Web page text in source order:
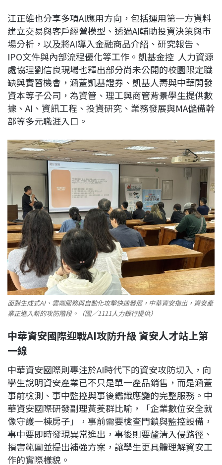
江正維也分享多項AI應用方向，包括運用第一方資料
建立交易與客戶經營模型、透過AI輔助投資決策與市
場分析，以及將AI導入金融商品介紹、研究報告、
IPO文件與內部流程優化等工作。凱基金控 人力資源
處協理劉信良現場也釋出部分尚未公開的校園限定職
缺與實習機會，涵蓋凱基證券、凱基人壽與中華開發
資本等子公司，為資管、理工與商管背景學生提供數
據、AI、資訊工程、投資研究、業務發展與MA儲備幹
部等多元職涯入口。
面對生成式AI、雲端服務與自動化攻擊快速發展，中華資安指出，資安產
業正進入新的攻防階段。（圖／1111人力銀行提供）
中華資安國際迎戰AI攻防升級 資安人才站上第
一線
中華資安國際則專注於AI時代下的資安攻防切入，向
學生說明資安產業已不只是單一產品銷售，而是涵蓋
事前檢測、事中監控與事後鑑識應變的完整服務。中
華資安國際研發副理黃羑群比喻，「企業數位安全就
像守護一棟房子」，事前需要檢查門鎖與監控設備，
事中要即時發現異常進出，事後則要釐清入侵路徑、
損害範圍並提出補強方案，讓學生更具體理解資安工
作的實際樣貌。